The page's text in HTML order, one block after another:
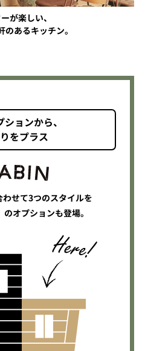
が楽しい、
のあるキッチン。
ョンから、
をプラス
せて3つのスタイルを
オプションも登場。